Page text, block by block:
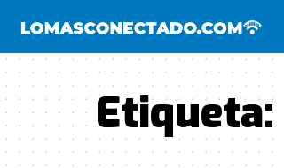
Etiqueta: